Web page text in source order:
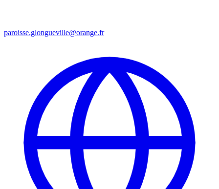
paroisse.glongueville@orange.fr